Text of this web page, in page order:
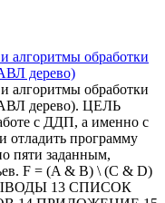
алгоритмы обработки
дерево)
алгоритмы обработки
дерево). ЦЕЛЬ
с ДДП, а именно с
программу
пяти заданным,
F = (A & B) \ (C & D)
13 СПИСОК